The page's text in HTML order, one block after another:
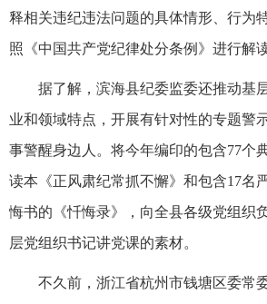
释相关违纪违法问题的具体情形、行为
照《中国共产党纪律处分条例》进行解
据了解，滨海县纪委监委还推动基
业和领域特点，开展有针对性的专题警
事警醒身边人。将今年编印的包含77个
读本《正风肃纪常抓不懈》和包含17名
悔书的《忏悔录》，向全县各级党组织
层党组织书记讲党课的素材。
不久前，浙江省杭州市钱塘区委常